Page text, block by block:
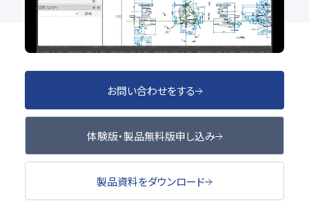
お問い合わせをする
体験版・製品無料版申し込み
製品資料をダウンロード